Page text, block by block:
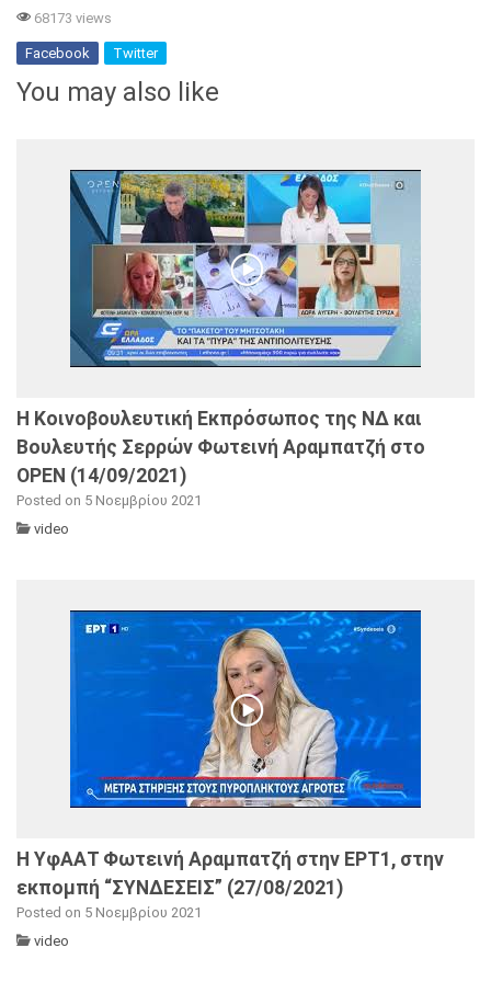
68173 views
Facebook Twitter
You may also like
Η Κοινοβουλευτική Εκπρόσωπος της ΝΔ και
Βουλευτής Σερρών Φωτεινή Αραμπατζή στο
OPEN (14/09/2021)
Posted on 5 Νοεμβρίου 2021
video
Η ΥφΑΑΤ Φωτεινή Αραμπατζή στην ΕΡΤ1, στην
εκπομπή “ΣΥΝΔΕΣΕΙΣ” (27/08/2021)
Posted on 5 Νοεμβρίου 2021
video